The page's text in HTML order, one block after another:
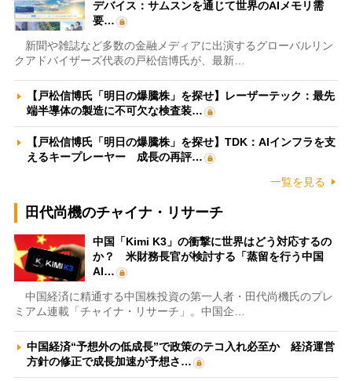
デバイス：サムスンを通じて世界のAIメモリ需
要…
新聞や雑誌など多数の金融メディアに出演するグローバルリン
クアドバイザーズ代表の戸松信博氏が、最新…
【戸松信博氏「明日の爆騰株」を探せ】レーザーテック：最先
端半導体の製造に不可欠な検査装…
【戸松信博氏「明日の爆騰株」を探せ】TDK：AIインフラを支
えるキープレーヤー 成長の再評…
一覧を見る
田代尚機のチャイナ・リサーチ
中国「Kimi K3」の衝撃に世界はどう対応するの
か？ 米財務長官が検討する「蒸留を行う中国
AI…
中国経済に精通する中国株投資の第一人者・田代尚機氏のプレ
ミアム連載「チャイナ・リサーチ」。中国企…
中国経済“予想外の低成長”で政策のテコ入れ必至か 経済運営
方針の修正で成長加速が予想さ…